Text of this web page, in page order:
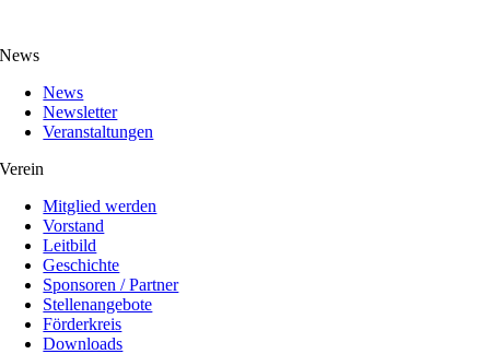
News
News
Newsletter
Veranstaltungen
Verein
Mitglied werden
Vorstand
Leitbild
Geschichte
Sponsoren / Partner
Stellenangebote
Förderkreis
Downloads